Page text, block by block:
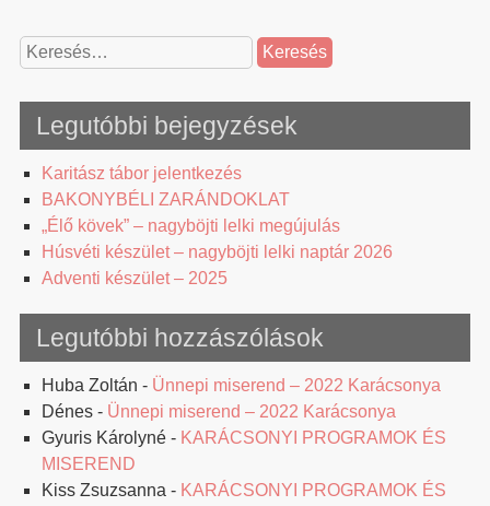
Keresés:
Legutóbbi bejegyzések
Karitász tábor jelentkezés
BAKONYBÉLI ZARÁNDOKLAT
„Élő kövek” – nagyböjti lelki megújulás
Húsvéti készület – nagyböjti lelki naptár 2026
Adventi készület – 2025
Legutóbbi hozzászólások
Huba Zoltán - Ünnepi miserend – 2022 Karácsonya
Dénes- Ünnepi miserend – 2022 Karácsonya
Gyuris Károlyné- KARÁCSONYI PROGRAMOK ÉS
MISEREND
Kiss Zsuzsanna - KARÁCSONYI PROGRAMOK ÉS